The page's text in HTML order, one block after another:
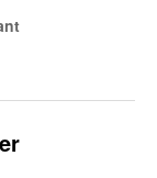
in the...